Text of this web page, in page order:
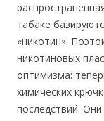
табаке
«никотин».
никотиновых
оптимизма:
химических
последствий.